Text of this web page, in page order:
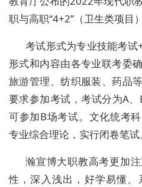
职与高职“4+2”（卫生类项目
考试形式为专业技能考试
形式和内容由各专业联考委
旅游管理、纺织服装、药品
要求参加考试，考试分为A
可参加B场考试。文化统考
专业综合理论，实行闭卷笔试
瀚宣博大职教高考更加
性，深入浅出，好学易懂